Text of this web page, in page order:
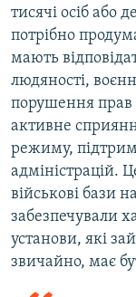
тисячі осіб або
потрібно
мають
людяності,
порушення прав
активне
режиму,
адміністрацій.
військові бази
забезпечували
установи, які
звичайно, має